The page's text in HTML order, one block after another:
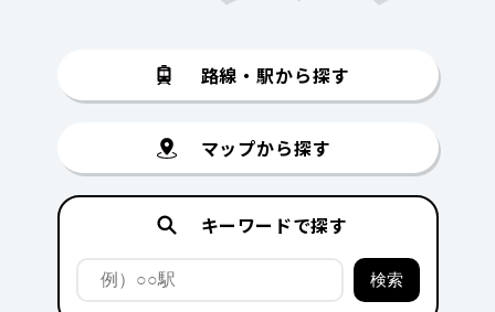
路線・駅から探す
マップから探す
キーワードで探す